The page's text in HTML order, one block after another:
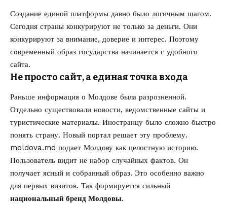
Создание единой платформы давно было логичным шагом.
Сегодня страны конкурируют не только за деньги. Они
конкурируют за внимание, доверие и интерес. Поэтому
современный образ государства начинается с удобного
сайта.
Не просто сайт, а единая точка входа
Раньше информация о Молдове была разрозненной.
Отдельно существовали новости, ведомственные сайты и
туристические материалы. Иностранцу было сложно быстро
понять страну. Новый портал решает эту проблему.
moldova.md подает Молдову как целостную историю.
Пользователь видит не набор случайных фактов. Он
получает ясный и собранный образ. Это особенно важно
для первых визитов. Так формируется сильный
национальный бренд Молдовы.